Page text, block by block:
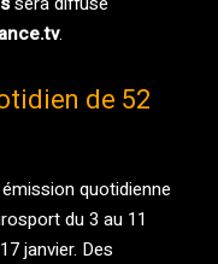
.
de 52
quotidienne
du 3 au 11
janvier. Des